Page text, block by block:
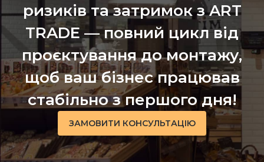
ризиків та затримок з ART
TRADE — повний цикл від
проєктування до монтажу,
щоб ваш бізнес працював
стабільно з першого дня!
ЗАМОВИТИ КОНСУЛЬТАЦІЮ